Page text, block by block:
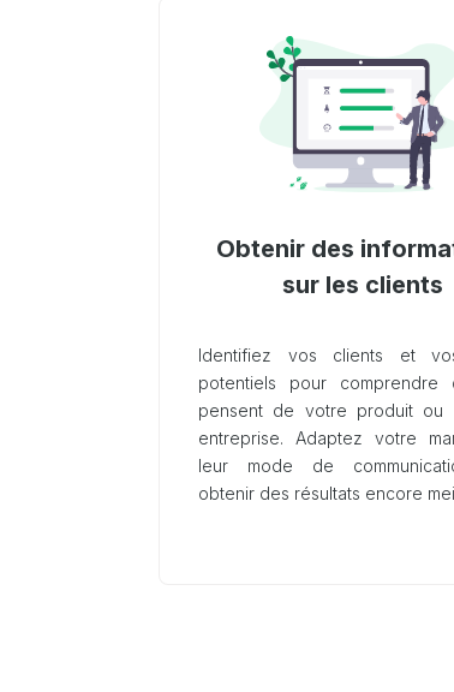
Obtenir des
sur les clients
Identifiez vos clients et
potentiels pour comprendre
pensent de votre produit ou
entreprise. Adaptez votre
leur mode de
obtenir des résultats encore